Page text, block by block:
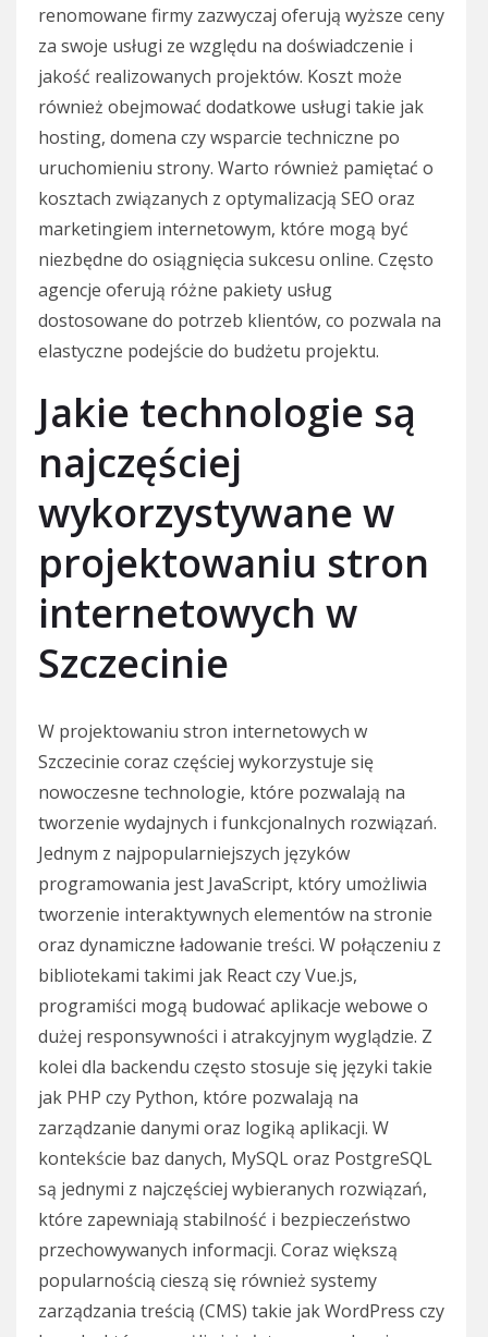
renomowane firmy zazwyczaj oferują wyższe ceny
za swoje usługi ze względu na doświadczenie i
jakość realizowanych projektów. Koszt może
również obejmować dodatkowe usługi takie jak
hosting, domena czy wsparcie techniczne po
uruchomieniu strony. Warto również pamiętać o
kosztach związanych z optymalizacją SEO oraz
marketingiem internetowym, które mogą być
niezbędne do osiągnięcia sukcesu online. Często
agencje oferują różne pakiety usług
dostosowane do potrzeb klientów, co pozwala na
elastyczne podejście do budżetu projektu.
Jakie technologie są
najczęściej
wykorzystywane w
projektowaniu stron
internetowych w
Szczecinie
W projektowaniu stron internetowych w
Szczecinie coraz częściej wykorzystuje się
nowoczesne technologie, które pozwalają na
tworzenie wydajnych i funkcjonalnych rozwiązań.
Jednym z najpopularniejszych języków
programowania jest JavaScript, który umożliwia
tworzenie interaktywnych elementów na stronie
oraz dynamiczne ładowanie treści. W połączeniu z
bibliotekami takimi jak React czy Vue.js,
programiści mogą budować aplikacje webowe o
dużej responsywności i atrakcyjnym wyglądzie. Z
kolei dla backendu często stosuje się języki takie
jak PHP czy Python, które pozwalają na
zarządzanie danymi oraz logiką aplikacji. W
kontekście baz danych, MySQL oraz PostgreSQL
są jednymi z najczęściej wybieranych rozwiązań,
które zapewniają stabilność i bezpieczeństwo
przechowywanych informacji. Coraz większą
popularnością cieszą się również systemy
zarządzania treścią (CMS) takie jak WordPress czy